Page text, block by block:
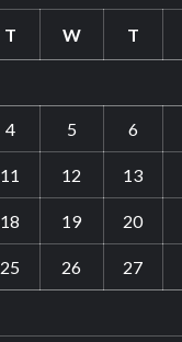
T W T
4 5 6
11 12 13
18 19 20
25 26 27